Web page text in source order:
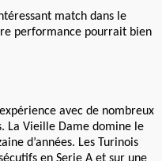
match dans le
performance pourrait bien
avec de nombreux
La Vieille Dame domine le
d’années. Les Turinois